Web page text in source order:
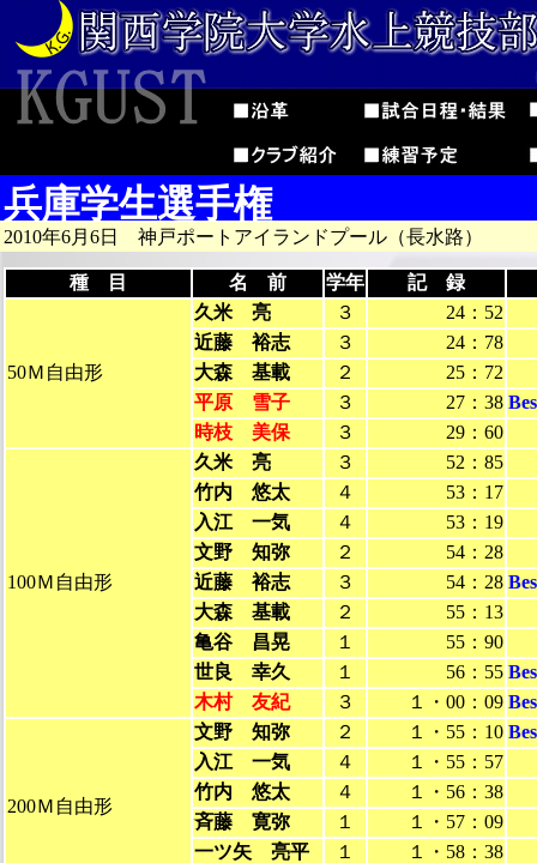
兵庫学生選手権
2010年6月6日 神戸ポートアイランドプール（長水路）
種 目 名 前 学年 記 録
50Ｍ自由形
久米 亮 ３
24：52
近藤 裕志
３
24：78
大森 基載
２
25：72
平原 雪子
３ 27：38
時枝 美保
３ 29：60
100Ｍ自由形
久米 亮 ３
52：85
竹内 悠太
４
53：17
入江 一気
４
53：19
文野 知弥
２
54：28
近藤 裕志
３ 54：28
大森 基載
２
55：13
亀谷 昌晃
１
55：90
世良 幸久
１ 56：55
木村 友紀
３ １・00：09
200Ｍ自由形
文野 知弥 ２ １・55：10
入江 一気
４
１・55：57
竹内 悠太
４
１・56：38
斉藤 寛弥
１
１・57：09
一ツ矢 亮平
１
１・58：38